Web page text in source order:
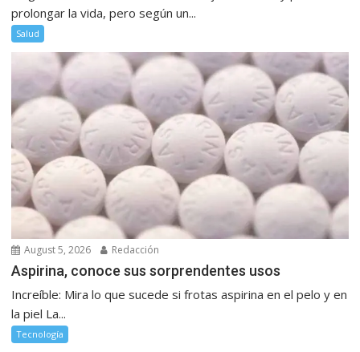
prolongar la vida, pero según un...
Salud
August 5, 2026 Redacción
Aspirina, conoce sus sorprendentes usos
Increíble: Mira lo que sucede si frotas aspirina en el pelo y en
la piel La...
Tecnología